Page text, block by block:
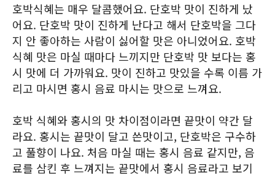
호박식혜는 매우 달콤했어요. 단호박 맛이 진하게 났
어요. 단호박 맛이 진하게 난다고 해서 단호박을 그다
지 안 좋아하는 사람이 싫어할 맛은 아니었어요. 호박
식혜 맛은 마실 때마다 느끼지만 단호박 맛 보다는 홍
시 맛에 더 가까워요. 맛이 진하고 맛있을 수록 이름 가
리고 마시면 홍시 음료 마시는 맛으로 느껴요.
호박 식혜와 홍시의 맛 차이점이라면 끝맛이 약간 달
라요. 홍시는 끝맛이 달고 쓴맛이고, 단호박은 구수하
고 풀향이 나요. 처음 마실 때는 홍시 음료 같지만, 음
료를 삼킨 후 느껴지는 끝맛에서 홍시 음료라고 보기